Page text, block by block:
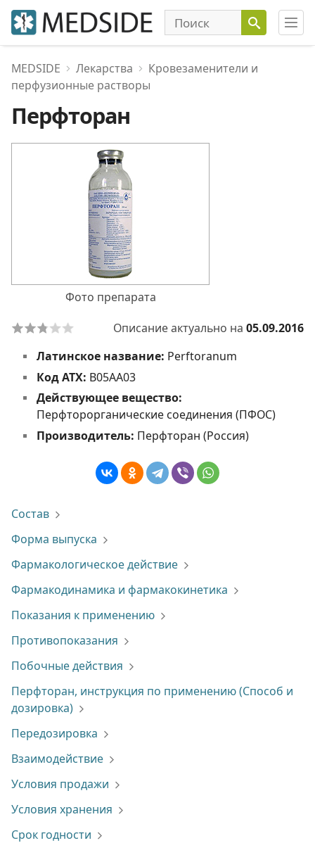
MEDSIDE Лекарства
Кровезаменители и
перфузионные растворы
Перфторан
Фото препарата
Описание актуально на 05.09.2016
Латинское название: Perftoranum
Код АТХ: B05AA03
Действующее вещество:
Перфторорганические соединения (ПФОС)
Производитель: Перфторан (Россия)
Состав
Форма выпуска
Фармакологическое действие
Фармакодинамика и фармакокинетика
Показания к применению
Противопоказания
Побочные действия
Перфторан, инструкция по применению (Способ и
дозировка)
Передозировка
Взаимодействие
Условия продажи
Условия хранения
Срок годности